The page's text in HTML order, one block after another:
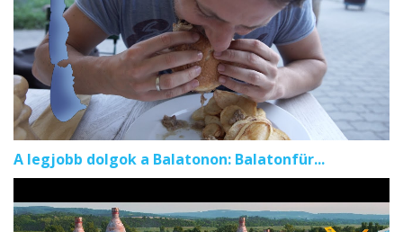
A legjobb dolgok a Balatonon: Balatonfür...